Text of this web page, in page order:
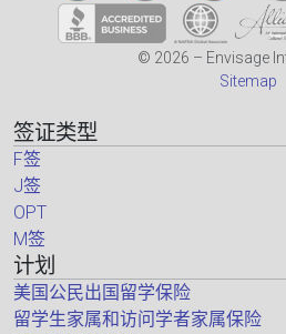
© 2026 – Envisage
Sitemap
签证类型
F签
J签
OPT
M签
计划
美国公民出国留学保险
留学生家属和访问学者家属保险